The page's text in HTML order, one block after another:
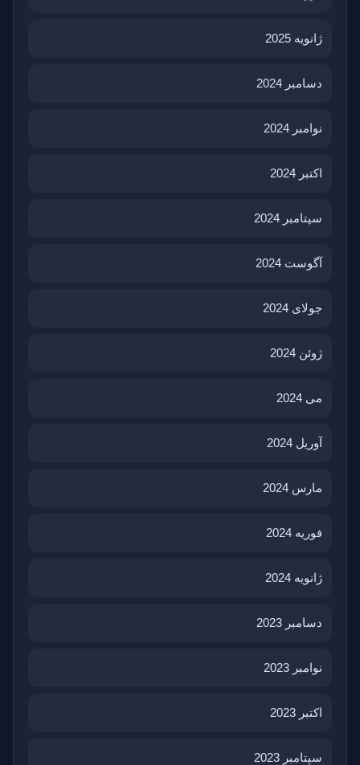
ژانویه 2025
دسامبر 2024
نوامبر 2024
اکتبر 2024
سپتامبر 2024
آگوست 2024
جولای 2024
ژوئن 2024
می 2024
آوریل 2024
مارس 2024
فوریه 2024
ژانویه 2024
دسامبر 2023
نوامبر 2023
اکتبر 2023
سپتامبر 2023